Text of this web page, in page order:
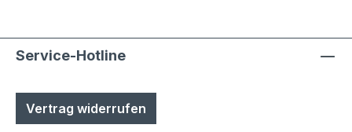
Service-Hotline
Vertrag widerrufen